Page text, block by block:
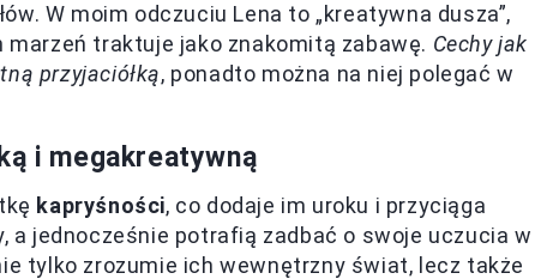
W moim odczuciu Lena to „kreatywna dusza”,
traktuje jako znakomitą zabawę. Cechy jak
przyjaciółką, ponadto można na niej polegać w
i megakreatywną
kapryśności, co dodaje im uroku i przyciąga
jednocześnie potrafią zadbać o swoje uczucia w
tylko zrozumie ich wewnętrzny świat, lecz także